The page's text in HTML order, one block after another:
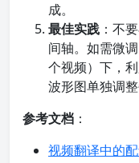
成。
最佳实践 ：不
间轴。如需微
个视频）下，
波形图单独调
参考文档 ：
视频翻译中的